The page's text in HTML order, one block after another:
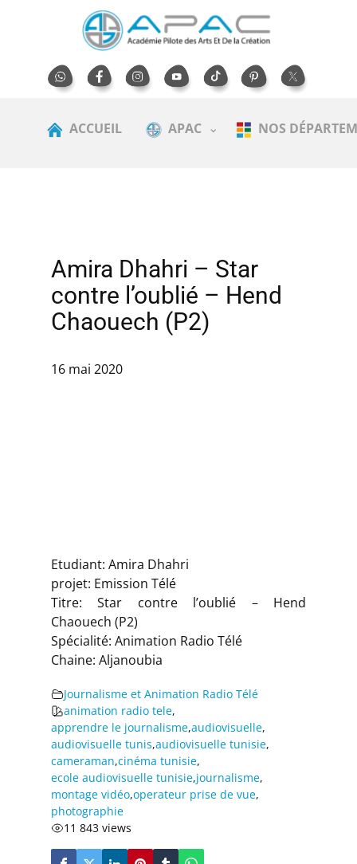
ACCUEIL APAC NOS
Amira Dhahri – Star
contre l’oublié – Hend
Chaouech (P2)
16 mai 2020
Etudiant: Amira Dhahri
projet: Emission Télé
Titre: Star contre l’oublié – Hend
Chaouech (P2)
Spécialité: Animation Radio Télé
Chaine: Aljanoubia
Journalisme et Animation Radio Télé
animation radio tele,
apprendre le journalisme,audiovisuelle,
audiovisuelle tunis,audiovisuelle tunisie,
cameraman,cinéma tunisie,
ecole audiovisuelle tunisie,journalisme,
montage vidéo,operateur prise de vue,
photographie
11 843 views